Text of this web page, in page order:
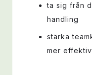
ta sig från
handling
stärka
mer